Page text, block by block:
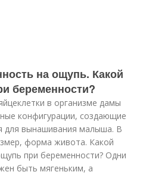
на ощупь. Какой
беременности?
в организме дамы
конфигурации, создающие
для вынашивания малыша. В
форма живота. Какой
при беременности? Одни
быть мягеньким, а